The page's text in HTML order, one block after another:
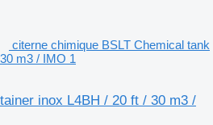
citerne chimique BSLT Chemical tank
m3 / IMO 1
inox L4BH / 20 ft / 30 m3 /